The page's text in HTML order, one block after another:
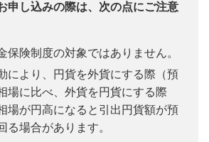
申し込みの際は、次の点にご注意
保険制度の対象ではありません。
により、円貨を外貨にする際（預
場に比べ、外貨を円貨にする際
場が円高になると引出円貨額が預
る場合があります。